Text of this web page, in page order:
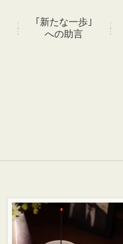
｢新たな一歩｣
への助言